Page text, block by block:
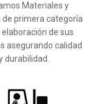
Materiales y
de primera categoría
de sus
asegurando calidad
durabilidad.